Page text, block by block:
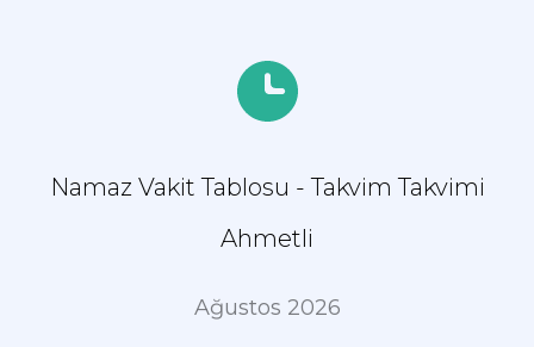
Namaz Vakit Tablosu - Takvim Takvimi
Ahmetli
Ağustos 2026